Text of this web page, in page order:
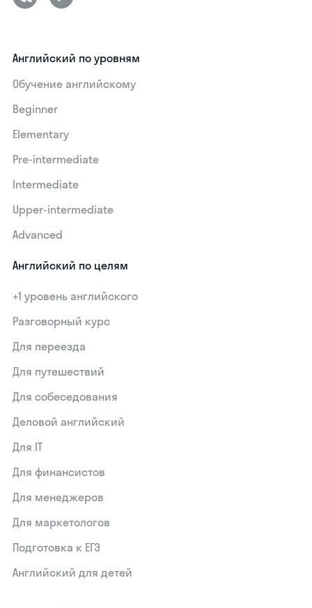
Английский по уровням
Обучение английскому
Beginner
Elementary
Pre-intermediate
Intermediate
Upper-intermediate
Advanced
Английский по целям
+1 уровень английского
Разговорный курс
Для переезда
Для путешествий
Для собеседования
Деловой английский
Для IT
Для финансистов
Для менеджеров
Для маркетологов
Подготовка к ЕГЭ
Английский для детей